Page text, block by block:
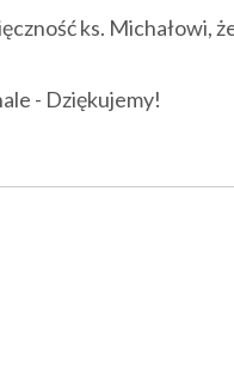
ks. Michałowi,
- Dziękujemy!